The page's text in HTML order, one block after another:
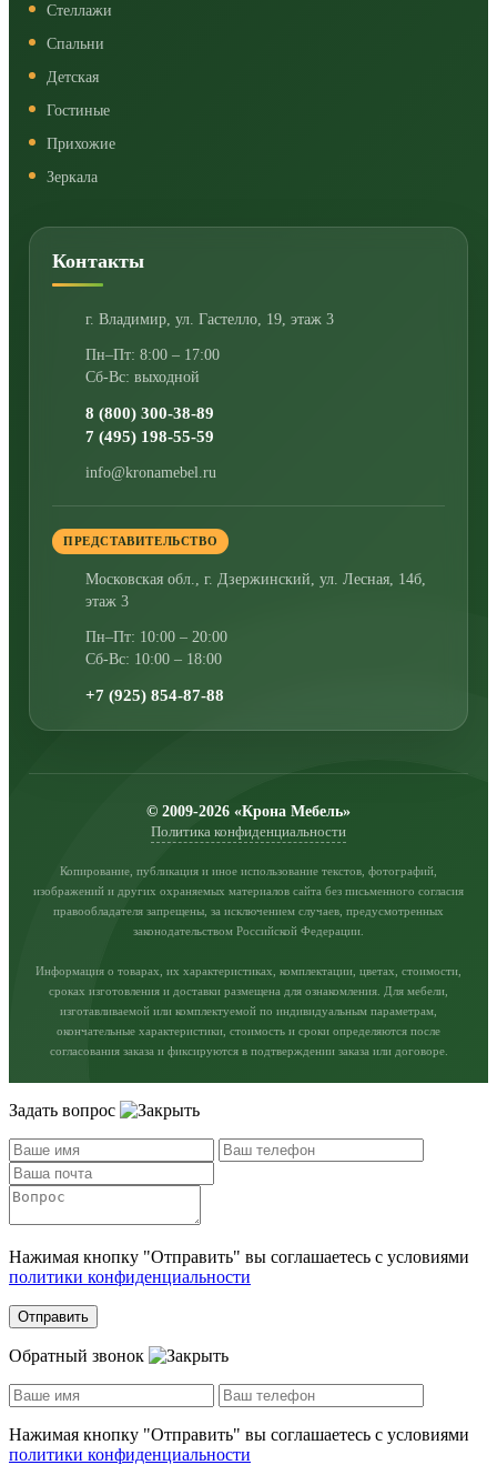
Стеллажи
Спальни
Детская
Гостиные
Прихожие
Зеркала
Контакты
г. Владимир ул. Гастелло, 19, этаж 3
Пн–Пт: 8:00 – 17:00
Сб-Вс: выходной
8 (800) 300-38-89
7 (495) 198-55-59
info@kronamebel.ru
ПРЕДСТАВИТЕЛЬСТВО
Московская обл., г. Дзержинский ул. Лесная, 14б,
этаж 3
Пн–Пт: 10:00 – 20:00
Сб-Вс: 10:00 – 18:00
+7 (925) 854-87-88
© 2009-2026 «Крона Мебель»
Политика конфиденциальности
Копирование, публикация и иное использование текстов, фотографий,
изображений и других охраняемых материалов сайта без письменного согласия
правообладателя запрещены, за исключением случаев, предусмотренных
законодательством Российской Федерации.
Информация о товарах, их характеристиках, комплектации, цветах, стоимости,
сроках изготовления и доставки размещена для ознакомления. Для мебели,
изготавливаемой или комплектуемой по индивидуальным параметрам,
окончательные характеристики, стоимость и сроки определяются после
согласования заказа и фиксируются в подтверждении заказа или договоре.
Задать вопрос
Нажимая кнопку "Отправить" вы соглашаетесь с условиями
политики конфиденциальности
Отправить
Обратный звонок
Нажимая кнопку "Отправить" вы соглашаетесь с условиями
политики конфиденциальности